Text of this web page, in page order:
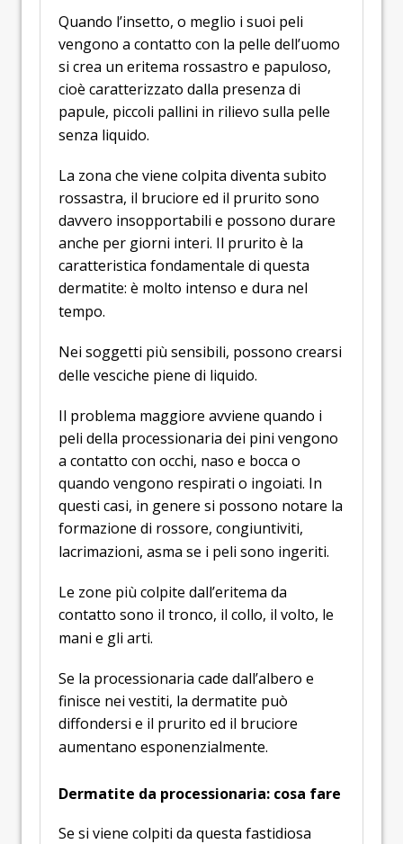
Quando l’insetto, o meglio i suoi peli
vengono a contatto con la pelle dell’uomo
si crea un eritema rossastro e papuloso,
cioè caratterizzato dalla presenza di
papule, piccoli pallini in rilievo sulla pelle
senza liquido.
La zona che viene colpita diventa subito
rossastra, il bruciore ed il prurito sono
davvero insopportabili e possono durare
anche per giorni interi. Il prurito è la
caratteristica fondamentale di questa
dermatite: è molto intenso e dura nel
tempo.
Nei soggetti più sensibili, possono crearsi
delle vesciche piene di liquido.
Il problema maggiore avviene quando i
peli della processionaria dei pini vengono
a contatto con occhi, naso e bocca o
quando vengono respirati o ingoiati. In
questi casi, in genere si possono notare la
formazione di rossore, congiuntiviti,
lacrimazioni, asma se i peli sono ingeriti.
Le zone più colpite dall’eritema da
contatto sono il tronco, il collo, il volto, le
mani e gli arti.
Se la processionaria cade dall’albero e
finisce nei vestiti, la dermatite può
diffondersi e il prurito ed il bruciore
aumentano esponenzialmente.
Dermatite da processionaria: cosa fare
Se si viene colpiti da questa fastidiosa